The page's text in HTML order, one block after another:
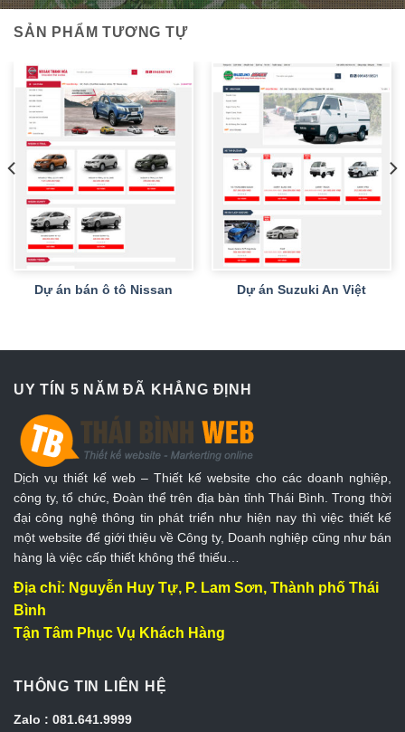
SẢN PHẨM TƯƠNG TỰ
Dự án bán ô tô Nissan Dự án Suzuki An Việt
UY TÍN 5 NĂM ĐÃ KHẲNG ĐỊNH
Dịch vụ thiết kế web – Thiết kế website cho các doanh nghiệp,
công ty, tổ chức, Đoàn thể trên địa bàn tỉnh Thái Bình. Trong thời
đại công nghệ thông tin phát triển như hiện nay thì việc thiết kế
một website để giới thiệu về Công ty, Doanh nghiệp cũng như bán
hàng là việc cấp thiết không thể thiếu…
Địa chỉ: Nguyễn Huy Tự, P. Lam Sơn, Thành phố Thái
Bình
Tận Tâm Phục Vụ Khách Hàng
THÔNG TIN LIÊN HỆ
Zalo : 081.641.9999